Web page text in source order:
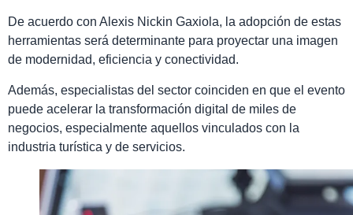
De acuerdo con Alexis Nickin Gaxiola, la adopción de estas
herramientas será determinante para proyectar una imagen
de modernidad, eficiencia y conectividad.
Además, especialistas del sector coinciden en que el evento
puede acelerar la transformación digital de miles de
negocios, especialmente aquellos vinculados con la
industria turística y de servicios.